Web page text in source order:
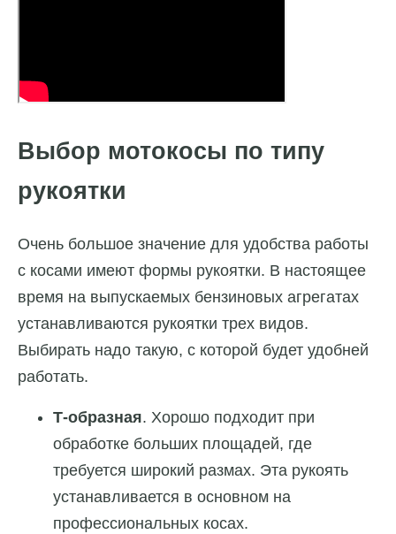
Выбор мотокосы по типу
рукоятки
Очень большое значение для удобства работы
с косами имеют формы рукоятки. В настоящее
время на выпускаемых бензиновых агрегатах
устанавливаются рукоятки трех видов.
Выбирать надо такую, с которой будет удобней
работать.
Т-образная. Хорошо подходит при
обработке больших площадей, где
требуется широкий размах. Эта рукоять
устанавливается в основном на
профессиональных косах.